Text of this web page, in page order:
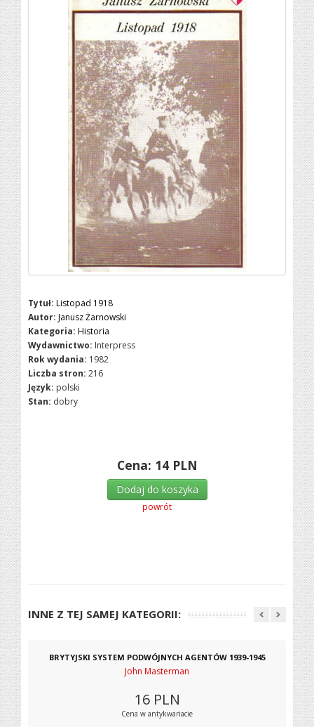
Tytuł: Listopad 1918
Autor: Janusz Żarnowski
Kategoria: Historia
Wydawnictwo: Interpress
Rok wydania: 1982
Liczba stron: 216
Język: polski
Stan: dobry
Cena: 14 PLN
Dodaj do koszyka
powrót
INNE Z TEJ SAMEJ KATEGORII:
BRYTYJSKI SYSTEM PODWÓJNYCH AGENTÓW 1939-1945
John Masterman
16 PLN
Cena w antykwariacie